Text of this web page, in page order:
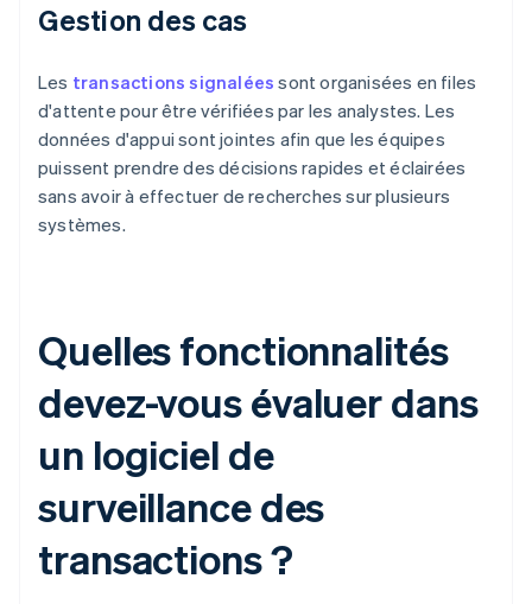
Gestion des cas
Les transactions signalées sont organisées en files
d'attente pour être vérifiées par les analystes. Les
données d'appui sont jointes afin que les équipes
puissent prendre des décisions rapides et éclairées
sans avoir à effectuer de recherches sur plusieurs
systèmes.
Quelles fonctionnalités
devez-vous évaluer dans
un logiciel de
surveillance des
transactions ?